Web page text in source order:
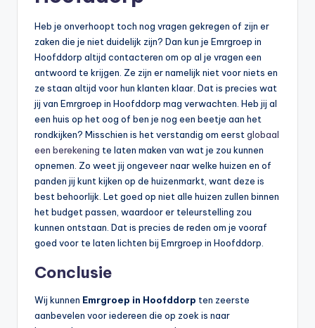
Heb je onverhoopt toch nog vragen gekregen of zijn er
zaken die je niet duidelijk zijn? Dan kun je Emrgroep in
Hoofddorp altijd contacteren om op al je vragen een
antwoord te krijgen. Ze zijn er namelijk niet voor niets en
ze staan altijd voor hun klanten klaar. Dat is precies wat
jij van Emrgroep in Hoofddorp mag verwachten. Heb jij al
een huis op het oog of ben je nog een beetje aan het
rondkijken? Misschien is het verstandig om eerstglobaal
een berekening te laten maken van wat je zou kunnen
opnemen. Zo weet jij ongeveer naar welke huizen en of
panden jij kunt kijken op de huizenmarkt, want deze is
best behoorlijk. Let goed op niet alle huizen zullen binnen
het budget passen, waardoor er teleurstelling zou
kunnen ontstaan. Dat is precies de reden om je vooraf
goed voor te laten lichten bij Emrgroep in Hoofddorp.
Conclusie
Wij kunnen Emrgroep in Hoofddorp ten zeerste
aanbevelen voor iedereen die op zoek is naar